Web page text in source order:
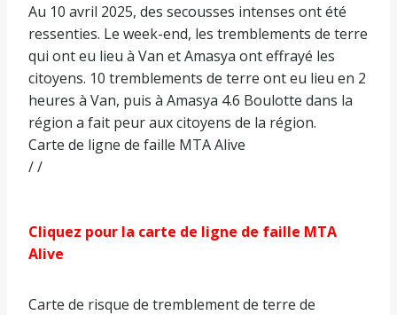
Au 10 avril 2025, des secousses intenses ont été
ressenties. Le week-end, les tremblements de terre
qui ont eu lieu à Van et Amasya ont effrayé les
citoyens. 10 tremblements de terre ont eu lieu en 2
heures à Van, puis à Amasya 4.6 Boulotte dans la
région a fait peur aux citoyens de la région.
Carte de ligne de faille MTA Alive
/ /
Cliquez pour la carte de ligne de faille MTA
Alive
Carte de risque de tremblement de terre de